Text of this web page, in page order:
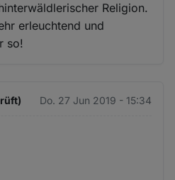
Religion.
erleuchtend und
so!
Do. 27 Jun 2019 - 15:34